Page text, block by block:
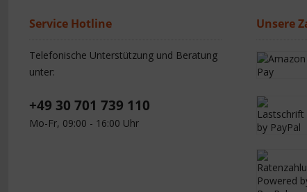
Service Hotline
Telefonische Unterstützung und Beratung
unter:
+49 30 701 739 110
Mo-Fr, 09:00 - 16:00 Uhr
Unsere